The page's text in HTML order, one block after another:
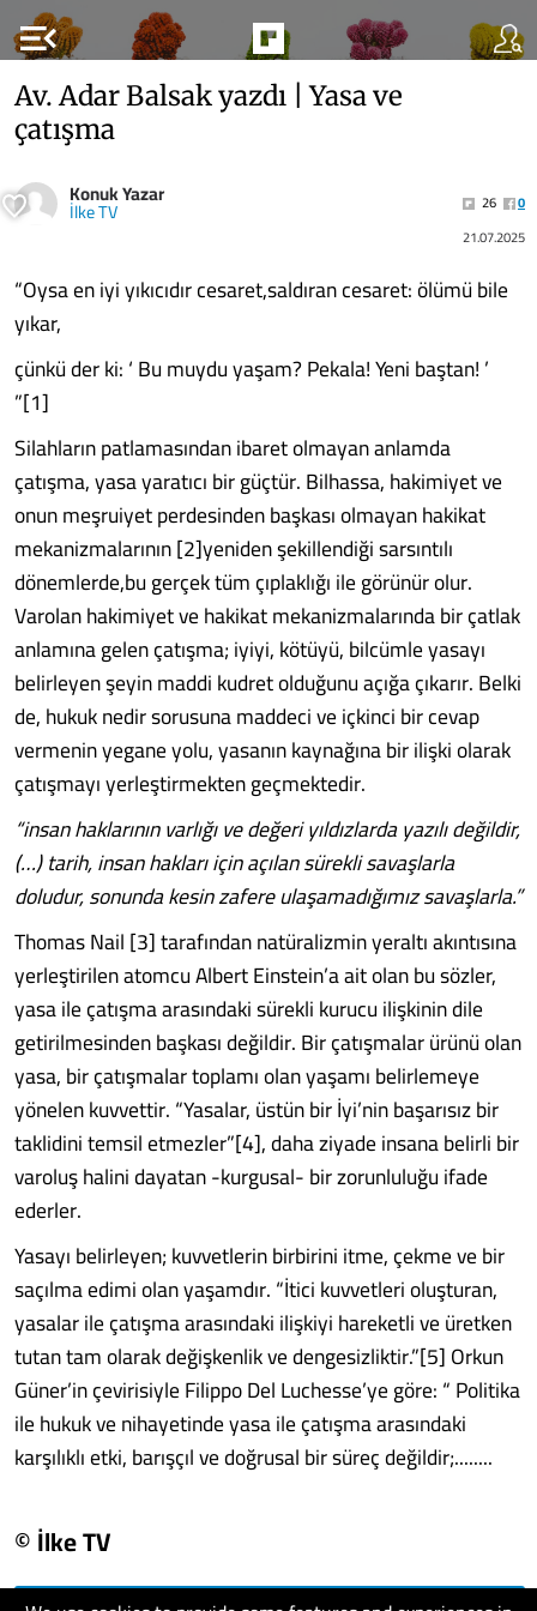
menu_open
Av. Adar Balsak yazdı | Yasa ve
çatışma
Konuk Yazar
İlke TV 26
0
21.07.2025
“Oysa en iyi yıkıcıdır cesaret,saldıran cesaret: ölümü bile
yıkar,
çünkü der ki: ‘ Bu muydu yaşam? Pekala! Yeni baştan! ’
”[1]
Silahların patlamasından ibaret olmayan anlamda
çatışma, yasa yaratıcı bir güçtür. Bilhassa, hakimiyet ve
onun meşruiyet perdesinden başkası olmayan hakikat
mekanizmalarının [2]yeniden şekillendiği sarsıntılı
dönemlerde,bu gerçek tüm çıplaklığı ile görünür olur.
Varolan hakimiyet ve hakikat mekanizmalarında bir çatlak
anlamına gelen çatışma; iyiyi, kötüyü, bilcümle yasayı
belirleyen şeyin maddi kudret olduğunu açığa çıkarır. Belki
de, hukuk nedir sorusuna maddeci ve içkinci bir cevap
vermenin yegane yolu, yasanın kaynağına bir ilişki olarak
çatışmayı yerleştirmekten geçmektedir.
“insan haklarının varlığı ve değeri yıldızlarda yazılı değildir,
(…) tarih, insan hakları için açılan sürekli savaşlarla
doludur, sonunda kesin zafere ulaşamadığımız savaşlarla.”
Thomas Nail [3] tarafından natüralizmin yeraltı akıntısına
yerleştirilen atomcu Albert Einstein’a ait olan bu sözler,
yasa ile çatışma arasındaki sürekli kurucu ilişkinin dile
getirilmesinden başkası değildir. Bir çatışmalar ürünü olan
yasa, bir çatışmalar toplamı olan yaşamı belirlemeye
yönelen kuvvettir. “Yasalar, üstün bir İyi’nin başarısız bir
taklidini temsil etmezler”[4], daha ziyade insana belirli bir
varoluş halini dayatan -kurgusal- bir zorunluluğu ifade
ederler.
Yasayı belirleyen; kuvvetlerin birbirini itme, çekme ve bir
saçılma edimi olan yaşamdır. “İtici kuvvetleri oluşturan,
yasalar ile çatışma arasındaki ilişkiyi hareketli ve üretken
tutan tam olarak değişkenlik ve dengesizliktir.”[5] Orkun
Güner’in çevirisiyle Filippo Del Luchesse’ye göre: “ Politika
ile hukuk ve nihayetinde yasa ile çatışma arasındaki
karşılıklı etki, barışçıl ve doğrusal bir süreç değildir;........
© İlke TV